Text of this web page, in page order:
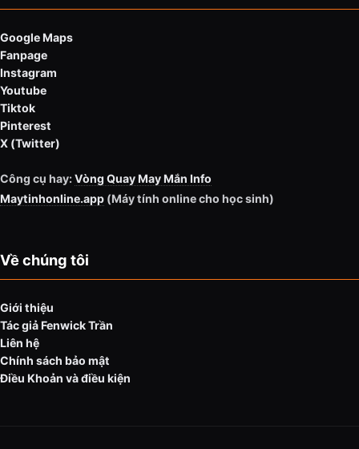
Google Maps
Fanpage
Instagram
Youtube
Tiktok
Pinterest
X (Twitter)
Công cụ hay:Vòng Quay May Mắn Info
Maytinhonline.app (Máy tính online cho học sinh)
Về chúng tôi
Giới thiệu
Tác giả Fenwick Trần
Liên hệ
Chính sách bảo mật
Điều Khoản và điều kiện